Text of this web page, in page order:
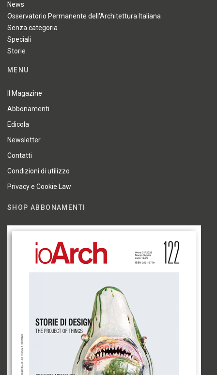
News
Osservatorio Permanente dell'Architettura Italiana
Senza categoria
Speciali
Storie
MENU
Il Magazine
Abbonamenti
Edicola
Newsletter
Contatti
Condizioni di utilizzo
Privacy e Cookie Law
SHOP ABBONAMENTI